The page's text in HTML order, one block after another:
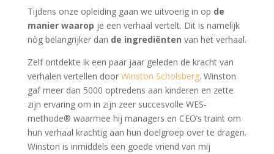
Tijdens onze opleiding gaan we uitvoerig in op de
manier waarop je een verhaal vertelt. Dit is namelijk
nòg belangrijker dan de ingrediënten van het verhaal.
Zelf ontdekte ik een paar jaar geleden de kracht van
verhalen vertellen door Winston Scholsberg. Winston
gaf meer dan 5000 optredens aan kinderen en zette
zijn ervaring om in zijn zeer succesvolle WES-
methode® waarmee hij managers en CEO’s traint om
hun verhaal krachtig aan hun doelgroep over te dragen.
Winston is inmiddels een goede vriend van mij